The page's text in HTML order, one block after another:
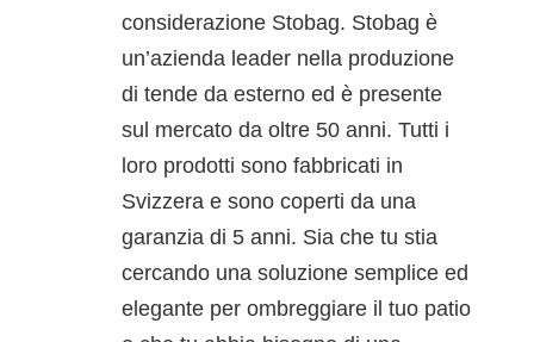
considerazione Stobag. Stobag è
un’azienda leader nella produzione
di tende da esterno ed è presente
sul mercato da oltre 50 anni. Tutti i
loro prodotti sono fabbricati in
Svizzera e sono coperti da una
garanzia di 5 anni. Sia che tu stia
cercando una soluzione semplice ed
elegante per ombreggiare il tuo patio